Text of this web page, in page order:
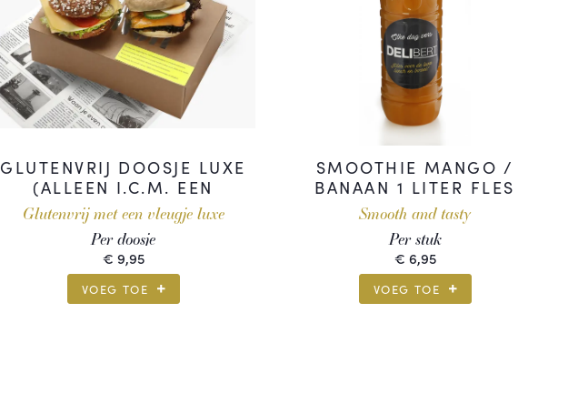
GLUTENVRIJ DOOSJE LUXE
(ALLEEN I.C.M. EEN
SCHAAL)
Glutenvrij met een vleugje luxe
Per doosje
€ 9,95
VOEG TOE
SMOOTHIE MANGO /
BANAAN 1 LITER FLES
Smooth and tasty
Per stuk
€ 6,95
VOEG TOE